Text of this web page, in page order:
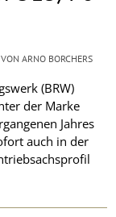
(BRW)
der Marke
Jahres
auch in der
VONARNO BORCHERS